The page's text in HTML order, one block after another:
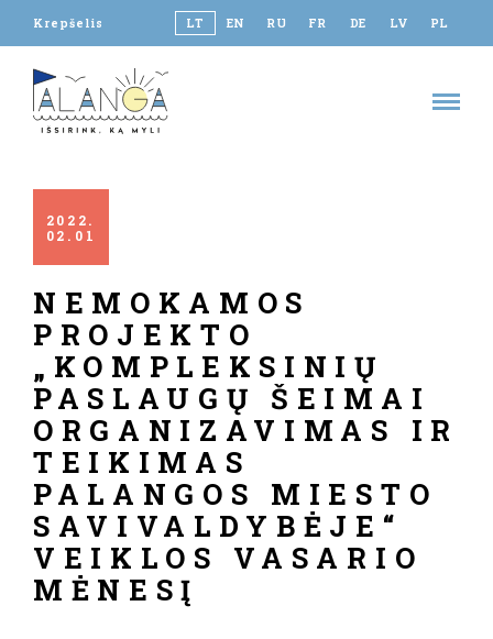
Krepšelis LT EN RU FR DE LV PL
NEMOKAMOS
PROJEKTO
„KOMPLEKSINIŲ
PASLAUGŲ ŠEIMAI
ORGANIZAVIMAS IR
TEIKIMAS
PALANGOS MIESTO
SAVIVALDYBĖJE“
VEIKLOS VASARIO
MĖNESĮ
2022
02
01